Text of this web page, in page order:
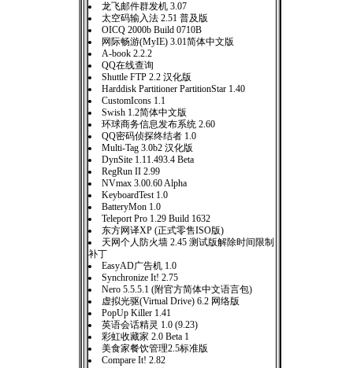
龙飞邮件群发机 3.07
太空码输入法 2.51 普及版
OICQ 2000b Build 0710B
网际畅游(MyIE) 3.01简体中文版
A-book 2.2.2
QQ在线查询
Shuttle FTP 2.2 汉化版
Harddisk Partitioner PartitionStar 1.40
CustomIcons 1.1
Swish 1.2简体中文版
环球商务信息发布系统 2.60
QQ密码侦探终结者 1.0
Multi-Tag 3.0b2 汉化版
DynSite 1.11.493.4 Beta
RegRun II 2.99
NVmax 3.00.60 Alpha
KeyboardTest 1.0
BatteryMon 1.0
Teleport Pro 1.29 Build 1632
东方网译XP (正式零售ISO版)
天网个人防火墙 2.45 测试版解除时间限制
补丁
EasyAD广告机 1.0
Synchronize It! 2.75
Nero 5.5.5.1 (附官方简体中文语言包)
虚拟光驱(Virtual Drive) 6.2 网络版
PopUp Killer 1.41
英语会话精灵 1.0 (9.23)
彩虹收藏家 2.0 Beta 1
美食家餐饮管理2.5标准版
Compare It! 2.82